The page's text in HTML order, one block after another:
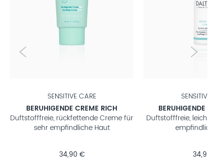
SENSITIVE CARE
BERUHIGENDE CREAM LIGHT
Duftstofffreie, leichte Creme für sehr
empfindliche Haut
34,90 €
SENSITIVE
HYPOALLERGENE
Duftstofffreie,
Augencreme für
22,90